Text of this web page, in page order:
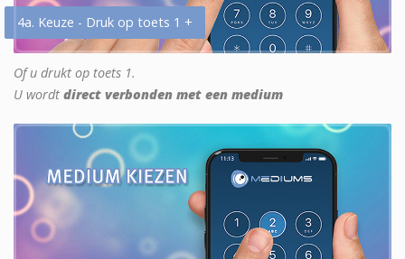
4a. Keuze - Druk op toets 1 +
Of u drukt op toets 1.
U wordt direct verbonden met een medium